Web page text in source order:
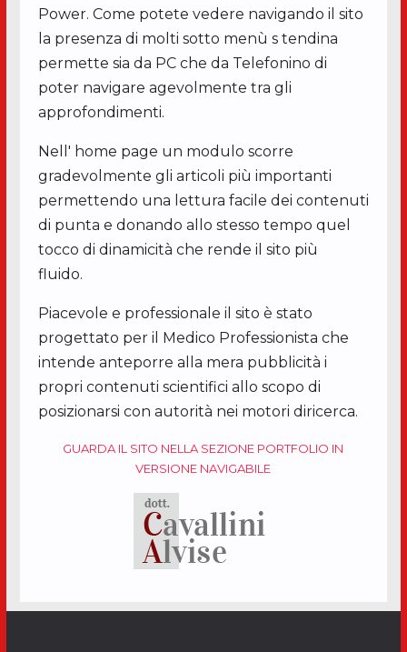
Power. Come potete vedere navigando il sito
la presenza di molti sotto menù s tendina
permette sia da PC che da Telefonino di
poter navigare agevolmente tra gli
approfondimenti.
Nell' home page un modulo scorre
gradevolmente gli articoli più importanti
permettendo una lettura facile dei contenuti
di punta e donando allo stesso tempo quel
tocco di dinamicità che rende il sito più
fluido.
Piacevole e professionale il sito è stato
progettato per il Medico Professionista che
intende anteporre alla mera pubblicità i
propri contenuti scientifici allo scopo di
posizionarsi con autorità nei motori diricerca.
GUARDA IL SITO NELLA SEZIONE PORTFOLIO IN
VERSIONE NAVIGABILE